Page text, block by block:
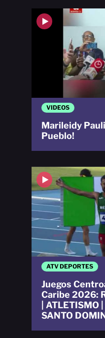
VIDEOS
Marileidy
Pueblo!
ATV DEPORTES
Juegos
Caribe 2026:
| ATLETISMO
SANTO